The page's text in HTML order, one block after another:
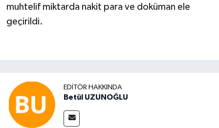
muhtelif miktarda nakit para ve doküman ele
geçirildi.
EDITÖR HAKKINDA
Betül UZUNOĞLU